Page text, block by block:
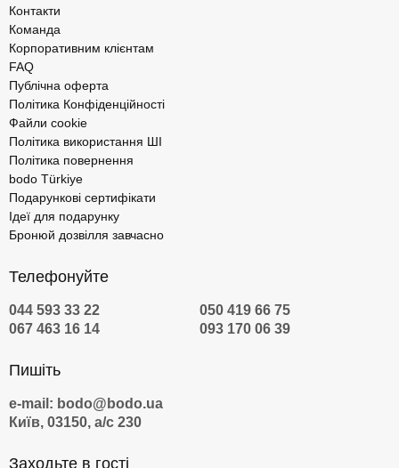
Контакти
Команда
Корпоративним клієнтам
FAQ
Публічна оферта
Політика Конфіденційності
Файли cookie
Політика використання ШІ
Політика повернення
bodo Türkiye
Подарункові сертифікати
Ідеї для подарунку
Бронюй дозвілля завчасно
Телефонуйте
044 593 33 22
050 419 66 75
067 463 16 14
093 170 06 39
Пишіть
e-mail: bodo@bodo.ua
Київ, 03150, а/с 230
Заходьте в гості